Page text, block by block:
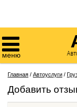

меню
Главная / Автоуслуги /
Добавить